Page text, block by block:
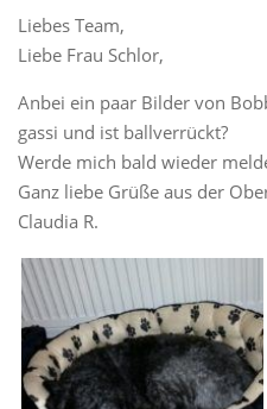
Liebes Team,
Liebe Frau Schlor,
Anbei ein paar Bilder von
gassi und ist ballverrückt?
Werde mich bald wieder
Ganz liebe Grüße aus der
Claudia R.